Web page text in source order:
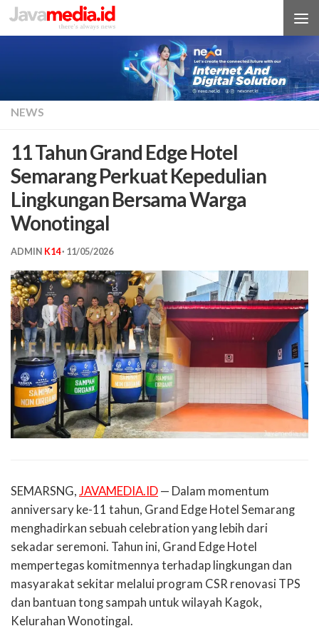
Skip to content
NEWS
11 Tahun Grand Edge Hotel
Semarang Perkuat Kepedulian
Lingkungan Bersama Warga
Wonotingal
ADMIN K14· 11/05/2026
SEMARSNG, JAVAMEDIA.ID — Dalam momentum
anniversary ke-11 tahun, Grand Edge Hotel Semarang
menghadirkan sebuah celebration yang lebih dari
sekadar seremoni. Tahun ini, Grand Edge Hotel
mempertegas komitmennya terhadap lingkungan dan
masyarakat sekitar melalui program CSR renovasi TPS
dan bantuan tong sampah untuk wilayah Kagok,
Kelurahan Wonotingal.